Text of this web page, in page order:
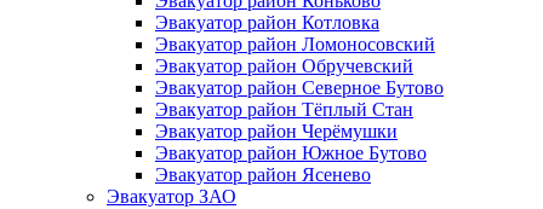
Эвакуатор район Котловка
Эвакуатор район Ломоносовский
Эвакуатор район Обручевский
Эвакуатор район Северное Бутово
Эвакуатор район Тёплый Стан
Эвакуатор район Черёмушки
Эвакуатор район Южное Бутово
Эвакуатор район Ясенево
Эвакуатор ЗАО